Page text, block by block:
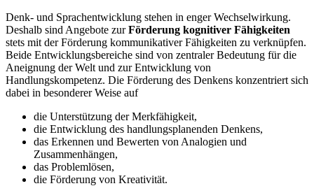
Denk- und Sprachentwicklung stehen in enger Wechselwirkung.
Deshalb sind Angebote zurFörderung kognitiver Fähigkeiten
stets mit der Förderung kommunikativer Fähigkeiten zu verknüpfen.
Beide Entwicklungsbereiche sind von zentraler Bedeutung für die
Aneignung der Welt und zur Entwicklung von
Handlungskompetenz. Die Förderung des Denkens konzentriert sich
dabei in besonderer Weise auf
die Unterstützung der Merkfähigkeit,
die Entwicklung des handlungsplanenden Denkens,
das Erkennen und Bewerten von Analogien und
Zusammenhängen,
das Problemlösen,
die Förderung von Kreativität.